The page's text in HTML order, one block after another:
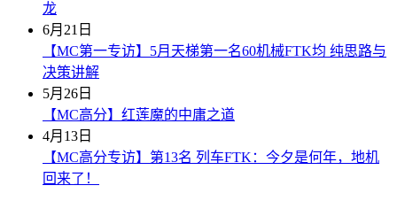
龙
6月21日
【MC第一专访】5月天梯第一名60机械FTK均 纯思路与
决策讲解
5月26日
【MC高分】红莲魔的中庸之道
4月13日
【MC高分专访】第13名 列车FTK：今夕是何年，地机
回来了！